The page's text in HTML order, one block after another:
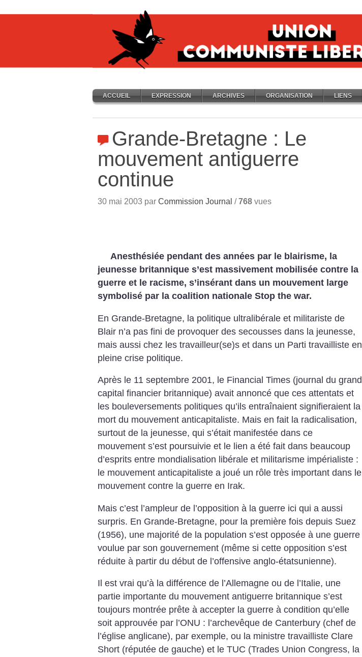
ACCUEIL EXPRESSION ARCHIVES ORGANISATION LIENS
Grande-Bretagne : Le
mouvement antiguerre
continue
30 mai 2003 par Commission Journal /768 vues
Anesthésiée pendant des années par le blairisme, la
jeunesse britannique s’est massivement mobilisée contre la
guerre et le racisme, s’insérant dans un mouvement large
symbolisé par la coalition nationale Stop the war.
En Grande-Bretagne, la politique ultralibérale et militariste de
Blair n’a pas fini de provoquer des secousses dans la jeunesse,
mais aussi chez les travailleur(se)s et dans un Parti travailliste en
pleine crise politique.
Après le 11 septembre 2001, le Financial Times (journal du grand
capital financier britannique) avait annoncé que ces attentats et
les bouleversements politiques qu’ils entraînaient signifieraient la
mort du mouvement anticapitaliste. Mais en fait la radicalisation,
surtout de la jeunesse, qui s’était manifestée dans ce
mouvement s’est poursuivie et le lien a été fait dans beaucoup
d’esprits entre mondialisation libérale et militarisme impérialiste :
le mouvement anticapitaliste a joué un rôle très important dans le
mouvement contre la guerre en Irak.
Mais c’est l’ampleur de l’opposition à la guerre ici qui a aussi
surpris. En Grande-Bretagne, pour la première fois depuis Suez
(1956), une majorité de la population s’est opposée à une guerre
voulue par son gouvernement (même si cette opposition s’est
réduite à partir du début de l’offensive anglo-étatsunienne).
Il est vrai qu’à la différence de l’Allemagne ou de l’Italie, une
partie importante du mouvement antiguerre britannique s’est
toujours montrée prête à accepter la guerre à condition qu’elle
soit approuvée par l’ONU : l’archevêque de Canterbury (chef de
l’église anglicane), par exemple, ou la ministre travailliste Clare
Short (réputée de gauche) et le TUC (Trades Union Congress, la